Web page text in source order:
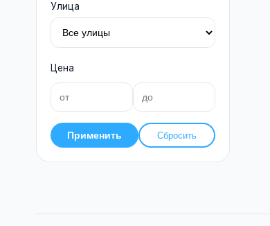
Улица
Цена
Применить Сбросить